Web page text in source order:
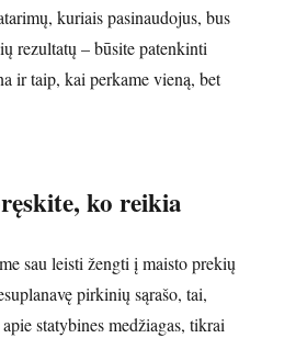
kuriais pasinaudojus, bus
rezultatų – būsite patenkinti
ir taip, kai perkame vieną, bet
ko reikia
sau leisti žengti į maisto prekių
pirkinių sąrašo, tai,
statybines medžiagas, tikrai